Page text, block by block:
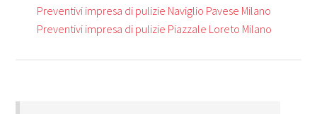
Preventivi impresa di pulizie Naviglio Pavese Milano
Preventivi impresa di pulizie Piazzale Loreto Milano